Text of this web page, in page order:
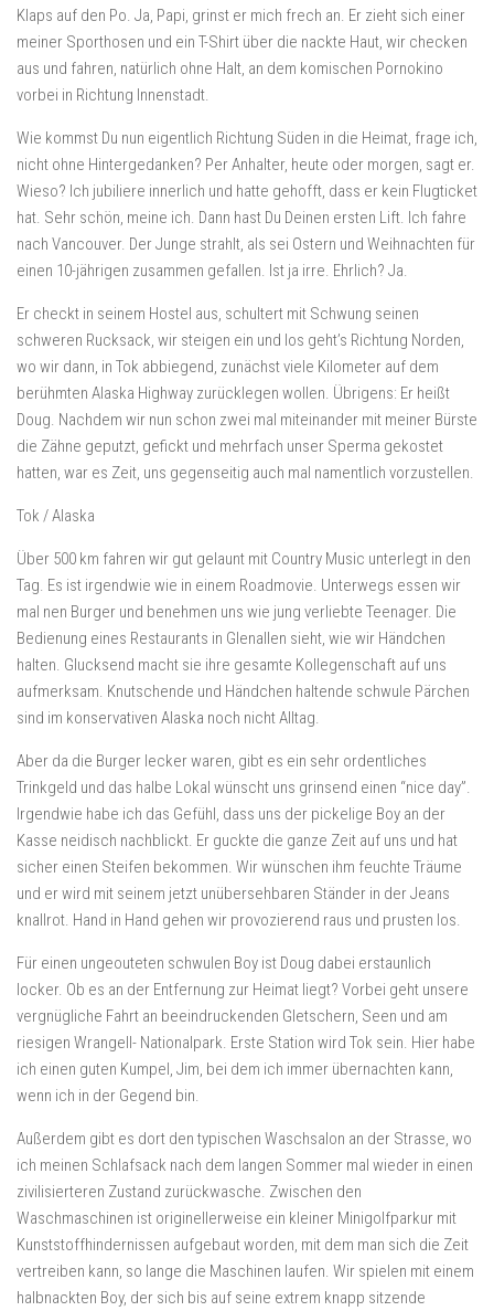
Klaps auf den Po. Ja, Papi, grinst er mich frech an. Er zieht sich einer
meiner Sporthosen und ein T-Shirt über die nackte Haut, wir checken
aus und fahren, natürlich ohne Halt, an dem komischen Pornokino
vorbei in Richtung Innenstadt.
Wie kommst Du nun eigentlich Richtung Süden in die Heimat, frage ich,
nicht ohne Hintergedanken? Per Anhalter, heute oder morgen, sagt er.
Wieso? Ich jubiliere innerlich und hatte gehofft, dass er kein Flugticket
hat. Sehr schön, meine ich. Dann hast Du Deinen ersten Lift. Ich fahre
nach Vancouver. Der Junge strahlt, als sei Ostern und Weihnachten für
einen 10-jährigen zusammen gefallen. Ist ja irre. Ehrlich? Ja.
Er checkt in seinem Hostel aus, schultert mit Schwung seinen
schweren Rucksack, wir steigen ein und los geht’s Richtung Norden,
wo wir dann, in Tok abbiegend, zunächst viele Kilometer auf dem
berühmten Alaska Highway zurücklegen wollen. Übrigens: Er heißt
Doug. Nachdem wir nun schon zwei mal miteinander mit meiner Bürste
die Zähne geputzt, gefickt und mehrfach unser Sperma gekostet
hatten, war es Zeit, uns gegenseitig auch mal namentlich vorzustellen.
Tok / Alaska
Über 500 km fahren wir gut gelaunt mit Country Music unterlegt in den
Tag. Es ist irgendwie wie in einem Roadmovie. Unterwegs essen wir
mal nen Burger und benehmen uns wie jung verliebte Teenager. Die
Bedienung eines Restaurants in Glenallen sieht, wie wir Händchen
halten. Glucksend macht sie ihre gesamte Kollegenschaft auf uns
aufmerksam. Knutschende und Händchen haltende schwule Pärchen
sind im konservativen Alaska noch nicht Alltag.
Aber da die Burger lecker waren, gibt es ein sehr ordentliches
Trinkgeld und das halbe Lokal wünscht uns grinsend einen “nice day”.
Irgendwie habe ich das Gefühl, dass uns der pickelige Boy an der
Kasse neidisch nachblickt. Er guckte die ganze Zeit auf uns und hat
sicher einen Steifen bekommen. Wir wünschen ihm feuchte Träume
und er wird mit seinem jetzt unübersehbaren Ständer in der Jeans
knallrot. Hand in Hand gehen wir provozierend raus und prusten los.
Für einen ungeouteten schwulen Boy ist Doug dabei erstaunlich
locker. Ob es an der Entfernung zur Heimat liegt? Vorbei geht unsere
vergnügliche Fahrt an beeindruckenden Gletschern, Seen und am
riesigen Wrangell- Nationalpark. Erste Station wird Tok sein. Hier habe
ich einen guten Kumpel, Jim, bei dem ich immer übernachten kann,
wenn ich in der Gegend bin.
Außerdem gibt es dort den typischen Waschsalon an der Strasse, wo
ich meinen Schlafsack nach dem langen Sommer mal wieder in einen
zivilisierteren Zustand zurückwasche. Zwischen den
Waschmaschinen ist originellerweise ein kleiner Minigolfparkur mit
Kunststoffhindernissen aufgebaut worden, mit dem man sich die Zeit
vertreiben kann, so lange die Maschinen laufen. Wir spielen mit einem
halbnackten Boy, der sich bis auf seine extrem knapp sitzende